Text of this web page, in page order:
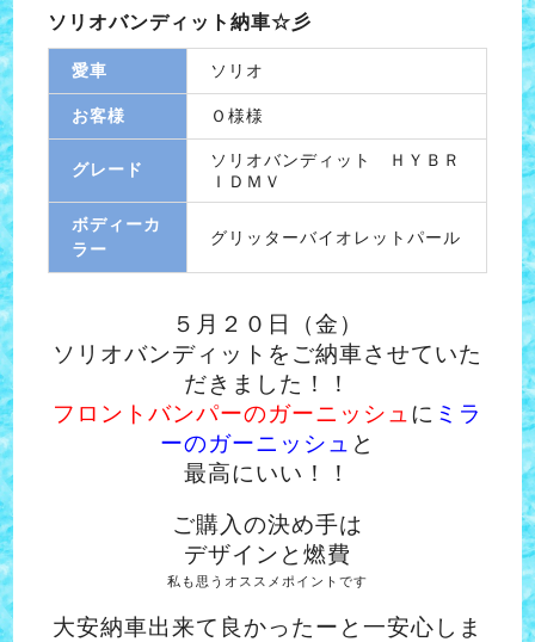
ソリオバンディット納車☆彡
愛車 ソリオ
お客様 Ｏ様様
グレード
ソリオバンディット ＨＹＢＲ
ＩＤＭＶ
ボディーカ
ラー
グリッターバイオレットパール
５月２０日（金）
ソリオバンディットをご納車させていた
だきました！！
フロントバンパーのガーニッシュ に ミラ
ーのガーニッシュ と
最高にいい！！
ご購入の決め手は
デザインと燃費
私も思うオススメポイントです
大安納車出来て良かったーと一安心しま